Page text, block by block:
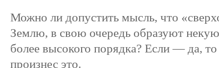
Можно ли допустить мысль, что
Землю, в свою очередь образуют
более высокого порядка? Если — да,
произнес это.